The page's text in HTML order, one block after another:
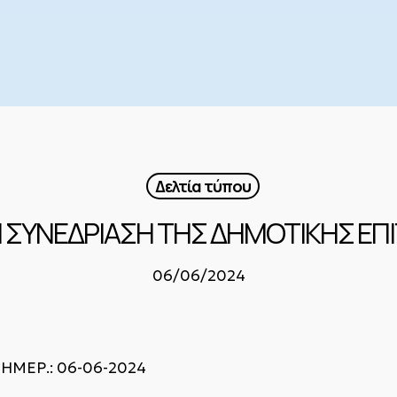
Δελτία τύπου
ΣΥΝΕΔΡΙΑΣΗ ΤΗΣ ΔΗΜΟΤΙΚΗΣ
06/06/2024
06-06-2024